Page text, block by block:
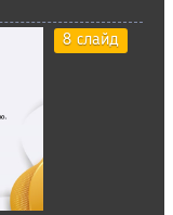
8 слайд